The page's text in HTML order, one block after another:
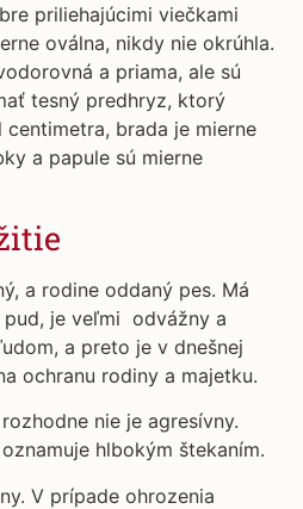
priliehajúcimi viečkami
oválna, nikdy nie okrúhla.
a priama, ale sú
tesný predhryz, ktorý
brada je mierne
a papule sú mierne
a rodine oddaný pes. Má
je veľmi odvážny a
a preto je v dnešnej
ochranu rodiny a majetku.
nie je agresívny.
hlbokým štekaním.
V prípade ohrozenia